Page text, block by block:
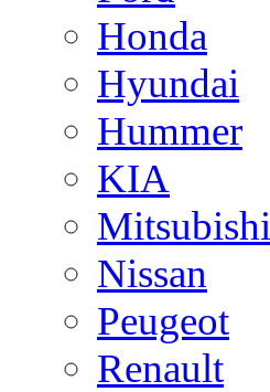
Honda
Hyundai
Hummer
KIA
Mitsubishi
Nissan
Peugeot
Renault